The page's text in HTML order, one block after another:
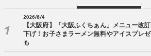
2026/8/4
【大阪府】「大阪ふくちぁん」メニュー改
下げ！お子さまラーメン無料やアイスプレ
も